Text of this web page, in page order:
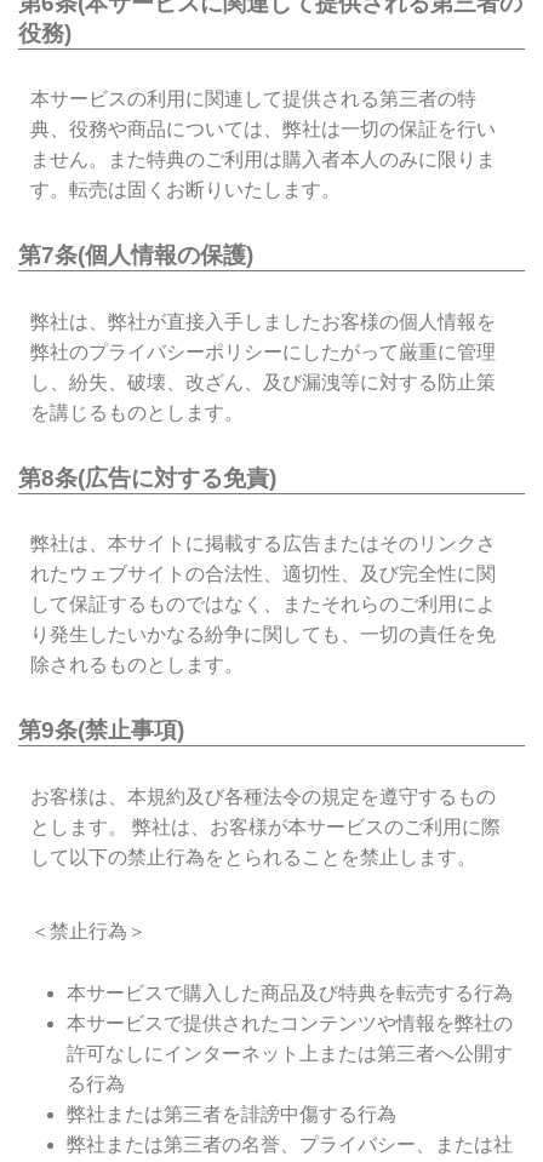
役務)
本サービスの利用に関連して提供される第三者の特
典、役務や商品については、弊社は一切の保証を行い
ません。また特典のご利用は購入者本人のみに限りま
す。転売は固くお断りいたします。
第7条(個人情報の保護)
弊社は、弊社が直接入手しましたお客様の個人情報を
弊社のプライバシーポリシーにしたがって厳重に管理
し、紛失、破壊、改ざん、及び漏洩等に対する防止策
を講じるものとします。
第8条(広告に対する免責)
弊社は、本サイトに掲載する広告またはそのリンクさ
れたウェブサイトの合法性、適切性、及び完全性に関
して保証するものではなく、またそれらのご利用によ
り発生したいかなる紛争に関しても、一切の責任を免
除されるものとします。
第9条(禁止事項)
お客様は、本規約及び各種法令の規定を遵守するもの
とします。 弊社は、お客様が本サービスのご利用に際
して以下の禁止行為をとられることを禁止します。
＜禁止行為＞
本サービスで購入した商品及び特典を転売する行為
本サービスで提供されたコンテンツや情報を弊社の
許可なしにインターネット上または第三者へ公開す
る行為
弊社または第三者を誹謗中傷する行為
弊社または第三者の名誉、プライバシー、または社